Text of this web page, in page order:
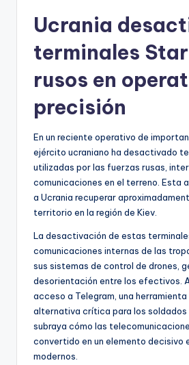
Ucrania
terminales
rusos en
precisión
En un reciente operativo de
ejército ucraniano ha desactivado
utilizadas por las fuerzas rusas,
comunicaciones en el terreno. Esta
a Ucrania recuperar
territorio en la región de Kiev.
La desactivación de estas
comunicaciones internas de las
sus sistemas de control de drones,
desorientación entre los efectivos.
acceso a Telegram, una
alternativa crítica para los soldados
subraya cómo las
convertido en un elemento decisivo
modernos.